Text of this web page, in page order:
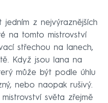
z nejvýraznějších
na tomto mistrovství
střechou na lanech,
Když jsou lana na
může být podle úhlu
nebo naopak rušivý.
světa zřejmě